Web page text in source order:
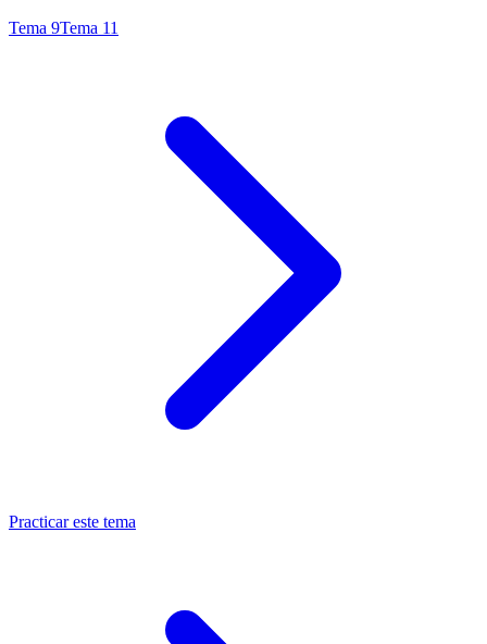
Tema 9Tema 11
Practicar este tema